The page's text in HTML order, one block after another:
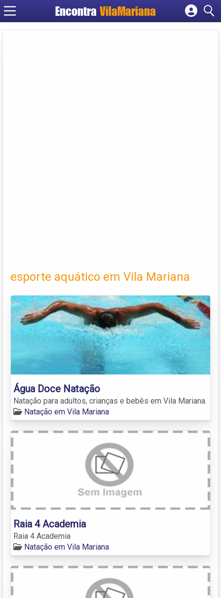
EncontraVilaMariana
Cadastrar empresa
esporte aquático em Vila Mariana
Água Doce Natação
Natação para adultos, crianças e bebês em Vila Mariana.
Natação em Vila Mariana
Raia 4 Academia
Raia 4 Academia
Natação em Vila Mariana